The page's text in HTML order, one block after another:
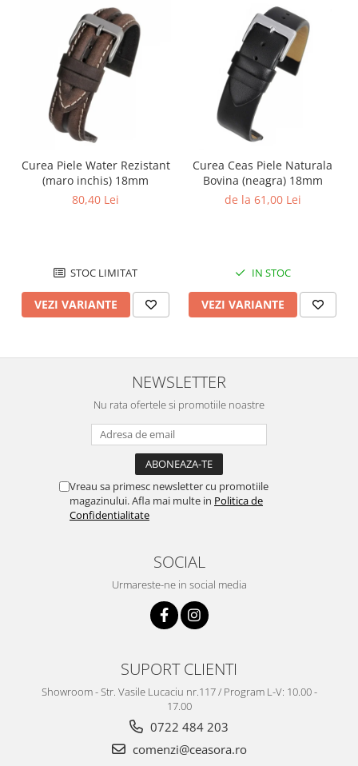
Scule si Accesorii Ceasuri
Catarame curea
Chei Pendula
Clesti Miniatura
Curatare si Intretinere
Cutii Pastrare Ceasuri
Dispozitive Bratari si Curele
Dispozitive Capace Ceas
Pensete
Piese Ceasuri
Suporti de Lucru
Truse / Kituri Ceasornicar
Curea Piele Water Rezistant
(maro inchis) 18mm
80,40 Lei
STOC LIMITAT
VEZI VARIANTE
Curea Ceas Piele Naturala
Bovina (neagra) 18mm
de la 61,00 Lei
IN STOC
VEZI VARIANTE
NEWSLETTER
Nu rata ofertele si promotiile noastre
Vreau sa primesc newsletter cu promotiile
magazinului. Afla mai multe in Politica de
Confidentialitate
SOCIAL
Urmareste-ne in social media
SUPORT CLIENTI
Showroom - Str. Vasile Lucaciu nr.117 / Program L-V: 10.00 -
17.00
0722 484 203
comenzi@ceasora.ro